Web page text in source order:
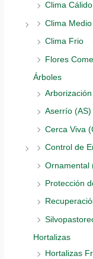
Clima Cálido
Clima Medio
Clima Frio
Flores
Árboles
Aserrío (AS)
Cerca Viva
Control de
Ornamental
Protección
Hortalizas
Hortalizas